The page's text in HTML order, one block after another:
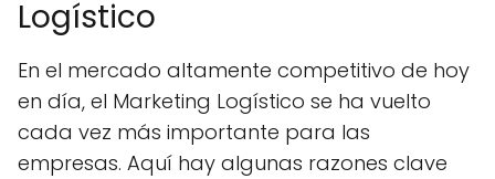
Logístico
En el mercado altamente competitivo de hoy
en día, el Marketing Logístico se ha vuelto
cada vez más importante para las
empresas. Aquí hay algunas razones clave